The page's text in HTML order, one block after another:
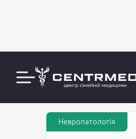
CENTRMED: Задай
Невропатологія